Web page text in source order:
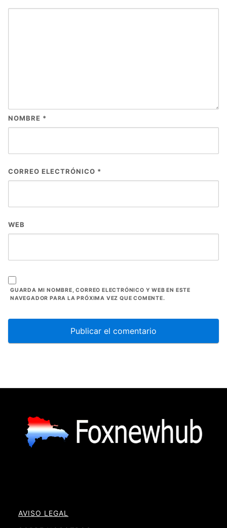
NOMBRE *
CORREO ELECTRÓNICO *
WEB
GUARDA MI NOMBRE, CORREO ELECTRÓNICO Y WEB EN ESTE
NAVEGADOR PARA LA PRÓXIMA VEZ QUE COMENTE.
AVISO LEGAL